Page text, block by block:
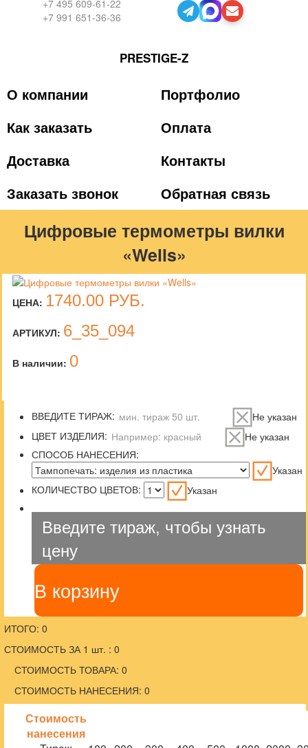
+7 495 609-61-22
+7 991 651-36-36
PRESTIGE-Z
О компании
Портфолио
Как заказать
Оплата
Доставка
Контакты
Заказать звонок
Обратная связь
Цифровые термометры вилки
«Wells»
ЦЕНА: 1740.00 РУБ.
АРТИКУЛ: 6_35_094
В наличии: 0
ВВЕДИТЕ ТИРАЖ:
Не указан
ЦВЕТ ИЗДЕЛИЯ:
Не указан
СПОСОБ НАНЕСЕНИЯ:
Указан
КОЛИЧЕСТВО ЦВЕТОВ:
Указан
Введите тираж, чтобы узнать
цену
В корзину
ИТОГО: 0
СТОИМОСТЬ ЗА 1 шт. : 0
СТОИМОСТЬ ТОВАРА: 0
СТОИМОСТЬ НАНЕСЕНИЯ: 0
Стоимость
нанесения